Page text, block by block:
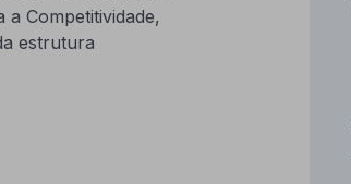
Competitividade,
estrutura